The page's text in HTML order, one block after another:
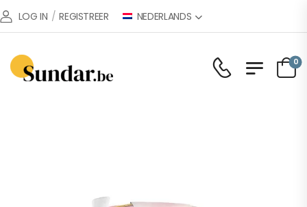
LOG IN / REGISTREER NEDERLANDS
0